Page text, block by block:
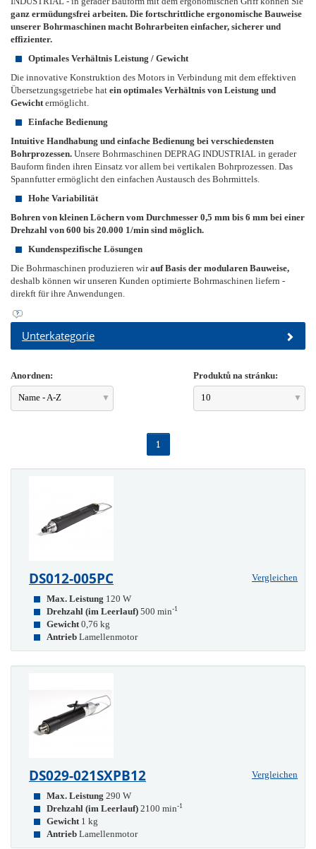
ganz ermüdungsfrei arbeiten. Die fortschrittliche ergonomische Bauweise
unserer Bohrmaschinen macht Bohrarbeiten einfacher, sicherer und
effizienter.
Optimales Verhältnis Leistung / Gewicht
Die innovative Konstruktion des Motors in Verbindung mit dem effektiven
Übersetzungsgetriebe hat ein optimales Verhältnis von Leistung und
Gewichtermöglicht.
Einfache Bedienung
Intuitive Handhabung und einfache Bedienung bei verschiedensten
Bohrprozessen. Unsere Bohrmaschinen DEPRAG INDUSTRIAL in gerader
Bauform finden ihren Einsatz vor allem bei vertikalen Bohrprozessen. Das
Spannfutter ermöglicht den einfachen Austausch des Bohrmittels.
Hohe Variabilität
Bohren von kleinen Löchern vom Durchmesser 0,5 mm bis 6 mm bei einer
Drehzahl von 600 bis 20.000 1/min sind möglich.
Kundenspezifische Lösungen
Die Bohrmaschinen produzieren wirauf Basis der modularen Bauweise,
deshalb können wir unseren Kunden optimierte Bohrmaschinen liefern -
direkft für ihre Anwendungen.
Unterkategorie
Anordnen:
Name - A-Z
Produktů na stránku:
10
1
DS012-005PC
Vergleichen
Max. Leistung 120 W
Drehzahl (im Leerlauf) 500 min-1
Gewicht 0,76 kg
Antrieb Lamellenmotor
DS029-021SXPB12
Vergleichen
Max. Leistung 290 W
Drehzahl (im Leerlauf) 2100 min-1
Gewicht 1 kg
Antrieb Lamellenmotor